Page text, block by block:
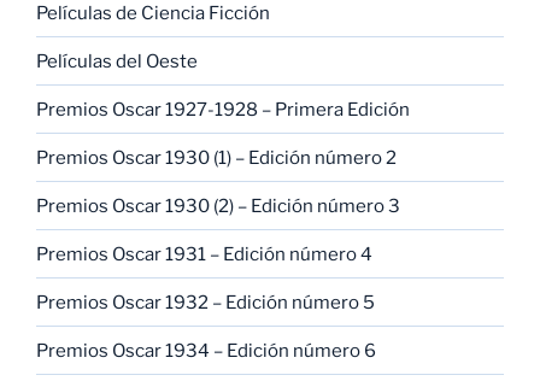
Películas de Ciencia Ficción
Películas del Oeste
Premios Oscar 1927-1928 – Primera Edición
Premios Oscar 1930 (1) – Edición número 2
Premios Oscar 1930 (2) – Edición número 3
Premios Oscar 1931 – Edición número 4
Premios Oscar 1932 – Edición número 5
Premios Oscar 1934 – Edición número 6